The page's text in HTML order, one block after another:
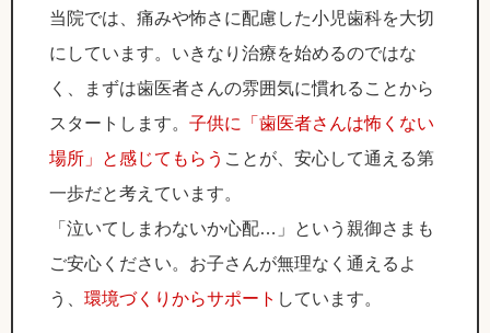
当院では、痛みや怖さに配慮した小児歯科を大切
にしています。いきなり治療を始めるのではな
く、まずは歯医者さんの雰囲気に慣れることから
スタートします。 子供に「歯医者さんは怖くない
場所」と感じてもらう ことが、安心して通える第
一歩だと考えています。
「泣いてしまわないか心配…」という親御さまも
ご安心ください。お子さんが無理なく通えるよ
う、 環境づくりからサポート しています。